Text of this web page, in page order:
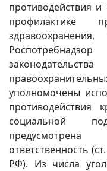
противодействия
профилактике
уполномочены
противодействия
социальной
предусмотрена
ответственность
РФ). Из числа